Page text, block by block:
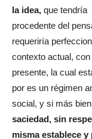
la idea, que tendría
procedente del
requeriría
contexto actual,
presente, la cual
por es un régimen
social, y si más bien
saciedad, sin
misma establece y